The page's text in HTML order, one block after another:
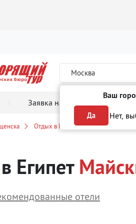
Москва
Ваш
Да Нет,
Заявка на тур
Отдых в Египте Туры на
Египет
отели